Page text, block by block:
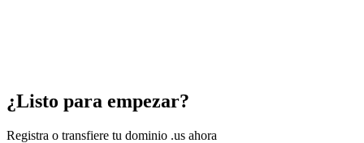
¿Listo para empezar?
Registra o transfiere tu dominio .us ahora